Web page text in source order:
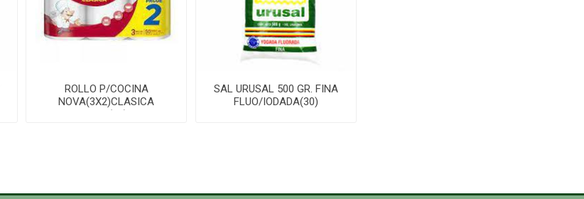
ROLLO P/COCINA
NOVA(3X2)CLASICA
100P(10)
SAL URUSAL 500 GR. FINA
FLUO/IODADA(30)